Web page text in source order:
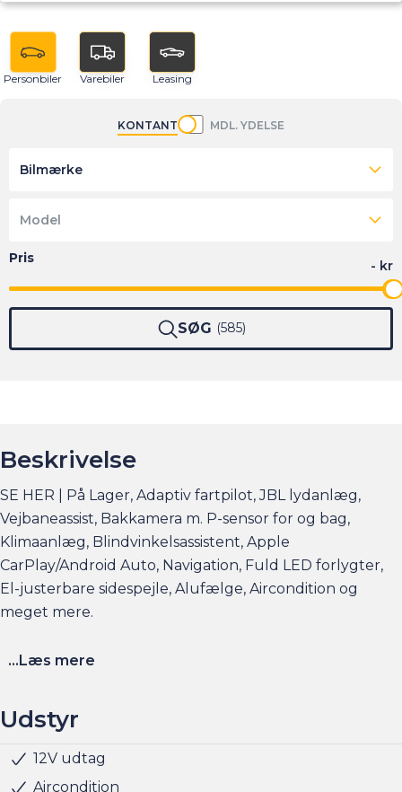
Personbiler Varebiler Leasing
KONTANT MDL. YDELSE
Bilmærke
Model
SØG 585
Beskrivelse
SE HER | På Lager, Adaptiv fartpilot, JBL lydanlæg,
Vejbaneassist, Bakkamera m. P-sensor for og bag,
Klimaanlæg, Blindvinkelsassistent, Apple
CarPlay/Android Auto, Navigation, Fuld LED forlygter,
El-justerbare sidespejle, Alufælge, Aircondition og
meget mere.
Elbilsinfo:
Hurtigladning: 85 kw (10-80% = ca. 25 min)
...Læs mere
Udstyr
12V udtag
Aircondition
Klimaanlæg
Kørecomputer
Multifunktionsrat
Musikstreaming via bluetooth
Navigation
Nøglefri start
Radio
Servo
Udvendig temperaturmåler
Alufælge
Fuld LED forlygter
LED baglygter
LED forlygter
LED kørelys
Metallak
Armlæn
Delkunstlæderindtræk
Justerbart rat
Kopholder
Multijusterbart rat
ABS
Airbag
Alarm
Antispin
Blindvinkelassistent
Dæktrykssensor
Isofix
Selealarm
Vejbaneassistent
Parkeringssensor for/bag
Højdejusterbart førersæde
Sædevarme for